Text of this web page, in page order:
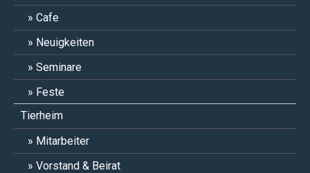
Cafe
Neuigkeiten
Seminare
Feste
Tierheim
Mitarbeiter
Vorstand & Beirat